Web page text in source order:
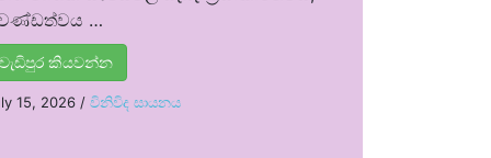
…
වැඩිපුර කියවන්න
15, 2026 / විනිවිද සායනය